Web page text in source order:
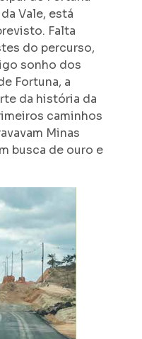
Vale, está
Falta
do percurso,
sonho dos
Fortuna, a
da história da
caminhos
Minas
busca de ouro e